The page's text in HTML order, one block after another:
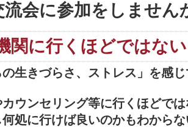
流会に参加をしません
関に行くほどではな
の生きづらさ、ストレス」を感
ウンセリング等に行くほどでは
処に行けば良いのかもわからな